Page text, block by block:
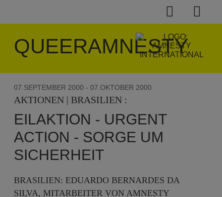
QUEERAMNESTY
07.SEPTEMBER 2000- 07.OKTOBER 2000
AKTIONEN | BRASILIEN :
EILAKTION - URGENT
ACTION - SORGE UM
SICHERHEIT
BRASILIEN: EDUARDO BERNARDES DA
SILVA, MITARBEITER VON AMNESTY